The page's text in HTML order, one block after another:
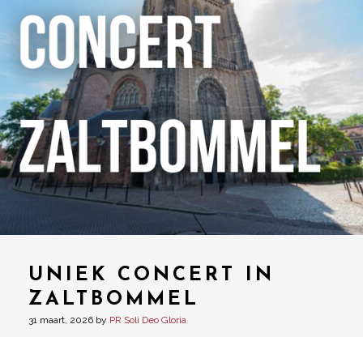
UNIEK CONCERT IN
ZALTBOMMEL
31 maart, 2026 by PR Soli Deo Gloria